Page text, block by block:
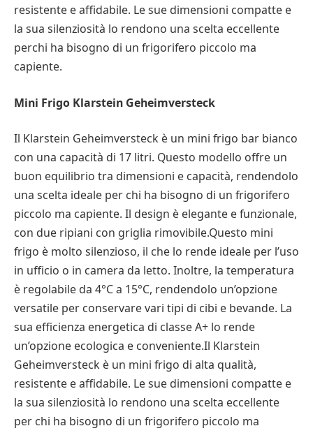
resistente e affidabile. Le sue dimensioni compatte e
la sua silenziosità lo rendono una scelta eccellente
perchi ha bisogno di un frigorifero piccolo ma
capiente.
Mini Frigo Klarstein Geheimversteck
Il Klarstein Geheimversteck è un mini frigo bar bianco
con una capacità di 17 litri. Questo modello offre un
buon equilibrio tra dimensioni e capacità, rendendolo
una scelta ideale per chi ha bisogno di un frigorifero
piccolo ma capiente. Il design è elegante e funzionale,
con due ripiani con griglia rimovibile.Questo mini
frigo è molto silenzioso, il che lo rende ideale per l’uso
in ufficio o in camera da letto. Inoltre, la temperatura
è regolabile da 4°C a 15°C, rendendolo un’opzione
versatile per conservare vari tipi di cibi e bevande. La
sua efficienza energetica di classe A+ lo rende
un’opzione ecologica e conveniente.Il Klarstein
Geheimversteck è un mini frigo di alta qualità,
resistente e affidabile. Le sue dimensioni compatte e
la sua silenziosità lo rendono una scelta eccellente
per chi ha bisogno di un frigorifero piccolo ma